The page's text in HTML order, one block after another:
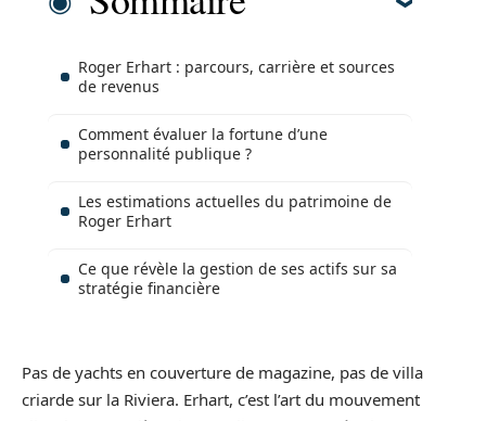
Roger Erhart : parcours, carrière et sources
de revenus
Comment évaluer la fortune d’une
personnalité publique ?
Les estimations actuelles du patrimoine de
Roger Erhart
Ce que révèle la gestion de ses actifs sur sa
stratégie financière
Pas de yachts en couverture de magazine, pas de villa
criarde sur la Riviera. Erhart, c’est l’art du mouvement